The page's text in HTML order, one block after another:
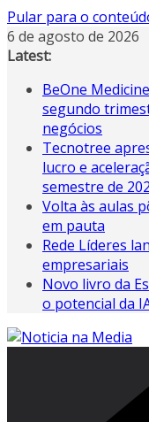
Pular para o
6 de agosto de 2026
Latest:
BeOne
segundo
negócios
Tecnotree
lucro e
semestre de
Volta às aulas
em pauta
Rede Líderes
empresariais
Novo livro da
o potencial da